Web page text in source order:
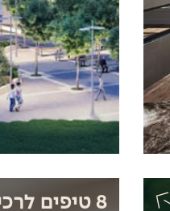
8 טיפים